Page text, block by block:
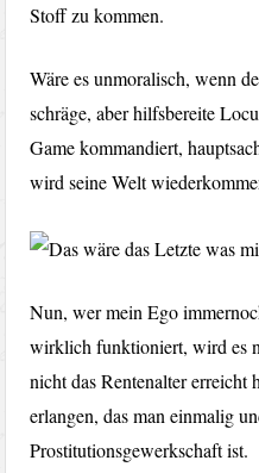
Stoff zu kommen.
Wäre es unmoralisch, wenn
schräge, aber hilfsbereite
Game kommandiert,
wird seine Welt
Nun, wer mein Ego
wirklich funktioniert, wird es
nicht das Rentenalter erreicht
erlangen, das man einmalig
Prostitutionsgewerkschaft ist.